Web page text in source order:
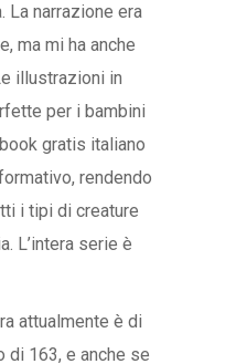
La narrazione era
ma mi ha anche
illustrazioni in
per i bambini
gratis italiano
rendendo
i tipi di creature
L’intera serie è
attualmente è di
di 163, e anche se